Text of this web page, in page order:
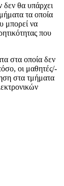
θα υπάρχει
τα οποία
μπορεί να
που
στα οποία δεν
οι μαθητές/-
στα τμήματα